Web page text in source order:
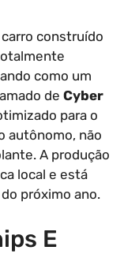
construído
como um
de Cyber
para o
autônomo, não
A produção
local e está
próximo ano.
E